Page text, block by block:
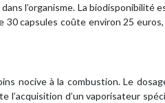
l’organisme. La biodisponibilité
30 capsules coûte environ 25
nocive à la combustion. Le
l’acquisition d’un vaporisateur